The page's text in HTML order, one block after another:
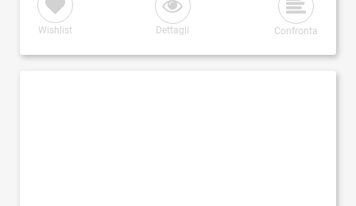
Wishlist Dettagli Confronta